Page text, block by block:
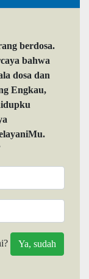
berdosa.
bahwa
dosa dan
Engkau,